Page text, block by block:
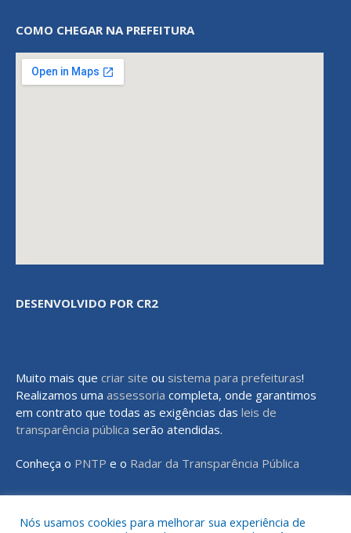
COMO CHEGAR NA PREFEITURA
DESENVOLVIDO POR CR2
Muito mais que criar site ou sistema para prefeituras!
Realizamos uma assessoria completa, onde garantimos
em contrato que todas as exigências das leis de
transparência pública serão atendidas.
Conheça o PNTP e o Radar da Transparência Pública
Nós usamos cookies para melhorar sua experiência de